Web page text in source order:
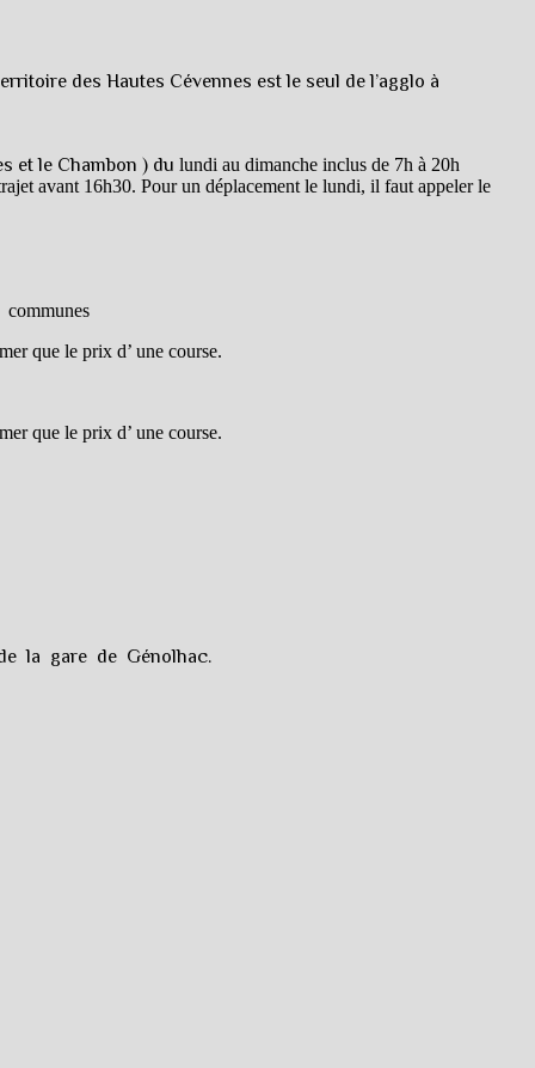
des Hautes Cévennes est le seul de l’agglo à
et le Chambon ) du lundi au dimanche inclus de 7h à 20h
avant 16h30. Pour un déplacement le lundi, il faut appeler le
communes
que le prix d’ une course.
que le prix d’ une course.
la gare de Génolhac.